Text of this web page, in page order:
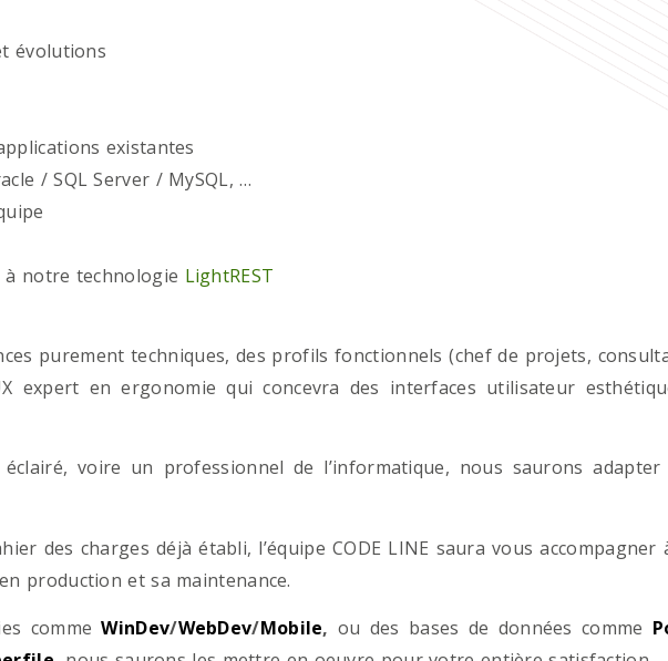
évolutions
existantes
/ SQL Server / MySQL, …
notre technologie LightREST
purement techniques, des profils fonctionnels (chef de projets,
expert en ergonomie qui concevra des interfaces utilisateur
voire un professionnel de l’informatique, nous saurons
des charges déjà établi, l’équipe CODE LINE saura vous
production et sa maintenance.
commeWinDev/WebDev/Mobile, ou des bases de données comme